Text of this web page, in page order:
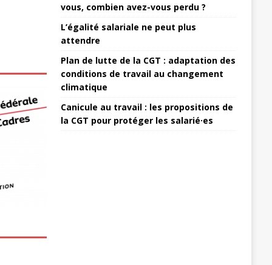
vous, combien avez-vous perdu ?
L’égalité salariale ne peut plus
attendre
Plan de lutte de la CGT : adaptation des
conditions de travail au changement
climatique
Canicule au travail : les propositions de
la CGT pour protéger les salarié·es